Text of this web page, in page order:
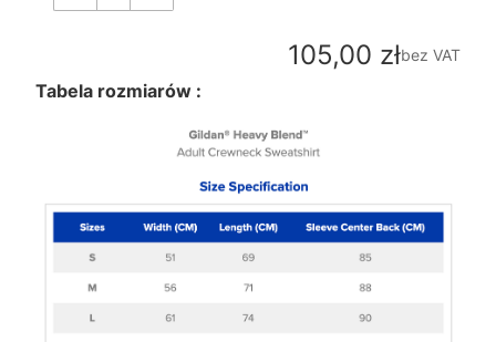
Cena
105,00 złbez VAT
Tabela rozmiarów :